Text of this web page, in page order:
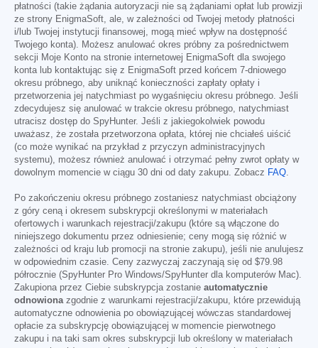
płatności (takie żądania autoryzacji nie są żądaniami opłat lub prowizji
ze strony EnigmaSoft, ale, w zależności od Twojej metody płatności
i/lub Twojej instytucji finansowej, mogą mieć wpływ na dostępność
Twojego konta). Możesz anulować okres próbny za pośrednictwem
sekcji Moje Konto na stronie internetowej EnigmaSoft dla swojego
konta lub kontaktując się z EnigmaSoft przed końcem 7-dniowego
okresu próbnego, aby uniknąć konieczności zapłaty opłaty i
przetworzenia jej natychmiast po wygaśnięciu okresu próbnego. Jeśli
zdecydujesz się anulować w trakcie okresu próbnego, natychmiast
utracisz dostęp do SpyHunter. Jeśli z jakiegokolwiek powodu
uważasz, że została przetworzona opłata, której nie chciałeś uiścić
(co może wynikać na przykład z przyczyn administracyjnych
systemu), możesz również anulować i otrzymać pełny zwrot opłaty w
dowolnym momencie w ciągu 30 dni od daty zakupu. Zobacz FAQ.
Po zakończeniu okresu próbnego zostaniesz natychmiast obciążony
z góry ceną i okresem subskrypcji określonymi w materiałach
ofertowych i warunkach rejestracji/zakupu (które są włączone do
niniejszego dokumentu przez odniesienie; ceny mogą się różnić w
zależności od kraju lub promocji na stronie zakupu), jeśli nie anulujesz
w odpowiednim czasie. Ceny zazwyczaj zaczynają się od $79.98
półrocznie (SpyHunter Pro Windows/SpyHunter dla komputerów Mac).
Zakupiona przez Ciebie subskrypcja zostanie automatycznie
odnowionazgodnie z warunkami rejestracji/zakupu, które przewidują
automatyczne odnowienia po obowiązującej wówczas standardowej
opłacie za subskrypcję obowiązującej w momencie pierwotnego
zakupu i na taki sam okres subskrypcji lub określony w materiałach